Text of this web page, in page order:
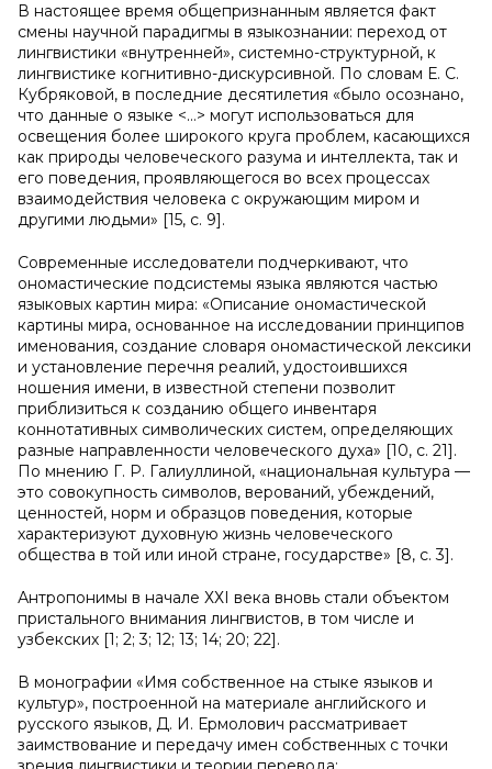
В настоящее время общепризнанным является факт
смены научной парадигмы в языкознании: переход от
лингвистики «внутренней», системно-структурной, к
лингвистике когнитивно-дискурсивной. По словам Е. С.
Кубряковой, в последние десятилетия «было осознано,
что данные о языке <…> могут использоваться для
освещения более широкого круга проблем, касающихся
как природы человеческого разума и интеллекта, так и
его поведения, проявляющегося во всех процессах
взаимодействия человека с окружающим миром и
другими людьми» [15, c. 9].
Современные исследователи подчеркивают, что
ономастические подсистемы языка являются частью
языковых картин мира: «Описание ономастической
картины мира, основанное на исследовании принципов
именования, создание словаря ономастической лексики
и установление перечня реалий, удостоившихся
ношения имени, в известной степени позволит
приблизиться к созданию общего инвентаря
коннотативных символических систем, определяющих
разные направленности человеческого духа» [10, с. 21].
По мнению Г. Р. Галиуллиной, «национальная культура —
это совокупность символов, верований, убеждений,
ценностей, норм и образцов поведения, которые
характеризуют духовную жизнь человеческого
общества в той или иной стране, государстве» [8, с. 3].
Антропонимы в начале ХХI века вновь стали объектом
пристального внимания лингвистов, в том числе и
узбекских [1; 2; 3; 12; 13; 14; 20; 22].
В монографии «Имя собственное на стыке языков и
культур», построенной на материале английского и
русского языков, Д. И. Ермолович рассматривает
заимствование и передачу имен собственных с точки